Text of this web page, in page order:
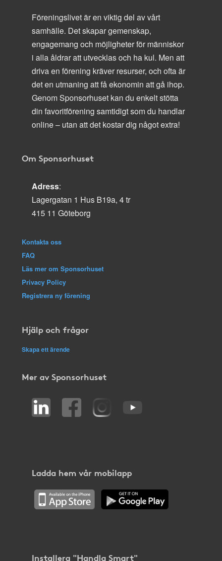
Föreningslivet är en viktig del av vårt
samhälle. Det skapar gemenskap,
engagemang och möjligheter för människor
i alla åldrar att utvecklas och ha kul. Men att
driva en förening kräver resurser, och ofta är
det en utmaning att få ekonomin att gå ihop.
Genom Sponsorhuset kan du enkelt stötta
din favoritförening samtidigt som du handlar
online – utan att det kostar dig något extra!
Om Sponsorhuset
Adress:
Lagergatan 1 Hus B19a, 4 tr
415 11 Göteborg
Kontakta oss
FAQ
Läs mer om Sponsorhuset
Privacy Policy
Registrera ny förening
Hjälp och frågor
Skapa ett ärende
Mer av Sponsorhuset
Ladda hem vår mobilapp
Installera "Handla Smart"